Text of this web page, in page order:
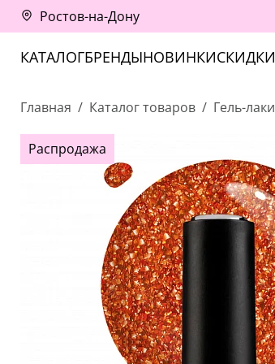
Ростов-на-Дону
КАТАЛОГБРЕНДЫНОВИНКИСКИДКИ
Главная Каталог товаров Гель-лаки
Распродажа